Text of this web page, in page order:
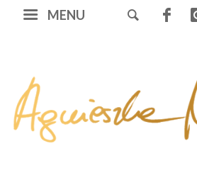
MENU